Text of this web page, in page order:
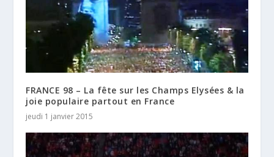
FRANCE 98 – La fête sur les Champs Elysées & la
joie populaire partout en France
jeudi 1 janvier 2015